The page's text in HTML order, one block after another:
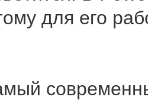
для его